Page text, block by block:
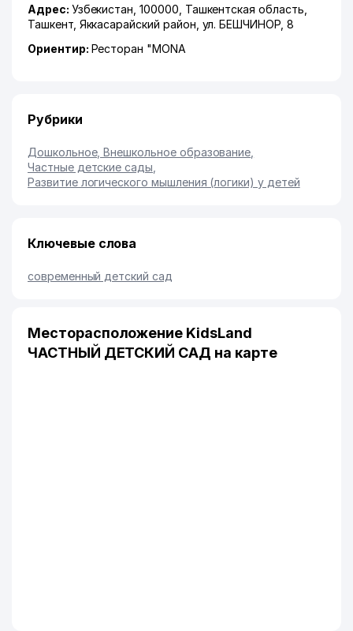
Адрес: Узбекистан, 100000, Ташкентская область
Ташкент, Яккасарайский район ул. БЕШЧИНОР, 8
Ориентир: Ресторан "MONA
Рубрики
Дошкольное, Внешкольное образование
Частные детские сады
Развитие логического мышления (логики) у детей
Ключевые слова
современный детский сад
Месторасположение KidsLand
ЧАСТНЫЙ ДЕТСКИЙ САД на карте